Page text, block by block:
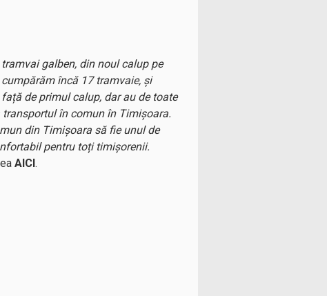
galben, din noul calup pe
încă 17 tramvaie, și
de primul calup, dar au de toate
în comun în Timișoara.
din Timișoara să fie unul de
pentru toți timișorenii.
AICI.